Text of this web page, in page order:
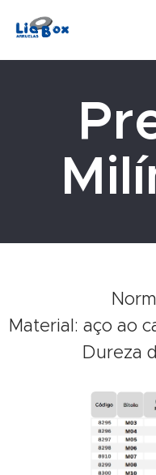
Material: aço ao
Dureza